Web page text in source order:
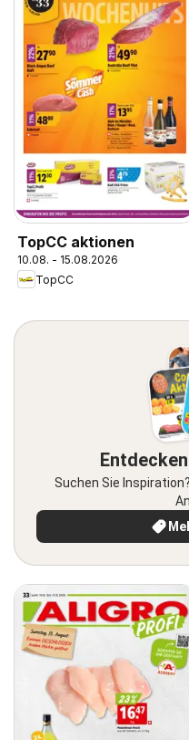
TopCC aktionen
10.08. - 15.08.2026
TopCC
Suchen Sie